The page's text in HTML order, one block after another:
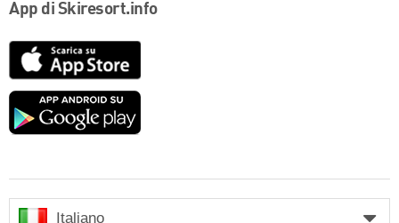
App di Skiresort.info
Google
Italiano